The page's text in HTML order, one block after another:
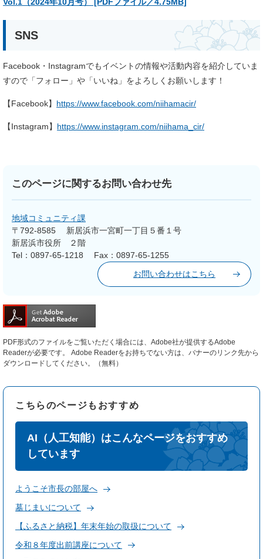
SNS
Facebook・Instagramでもイベントの情報や活動内容を紹介していま
すので「フォロー」や「いいね」をよろしくお願いします！
【Facebook】 https://www.facebook.com/niihamacir/​
【Instagram】 https://www.instagram.com/niihama_cir/
このページに関するお問い合わせ先
地域コミュニティ課
〒792-8585
新居浜市一宮町一丁目５番１号
新居浜市役所 ２階
Tel：0897-65-1218
Fax：0897-65-1255
お問い合わせはこちら
PDF形式のファイルをご覧いただく場合には、Adobe社が提供するAdobe
Readerが必要です。
Adobe Readerをお持ちでない方は、バナーのリンク先から
ダウンロードしてください。（無料）
こちらのページもおすすめ
AI（人工知能）はこんなページをおすすめ
しています
ようこそ市長の部屋へ
墓じまいについて
【ふるさと納税】年末年始の取扱について
令和８年度出前講座について